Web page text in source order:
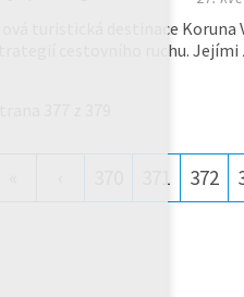
Nová turistická destinace
strategií cestovního ruchu.
371 372